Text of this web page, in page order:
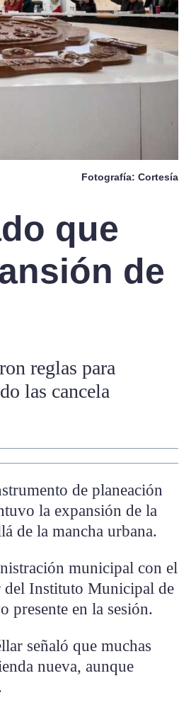
Fotografía: Cortesía
que
de
reglas para
las cancela
de planeación
la expansión de la
de la mancha urbana.
municipal con el
del Instituto Municipal de
presente en la sesión.
señaló que muchas
nueva, aunque